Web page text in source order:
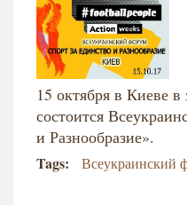
15 октября в Киеве
состоится
и Разнообразие».
Tags: Всеукраинский